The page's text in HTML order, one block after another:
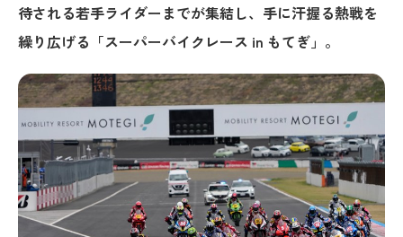
待される若手ライダーまでが集結し、 手に汗握る熱戦を
繰り広げる「スーパーバイクレース in もてぎ」。